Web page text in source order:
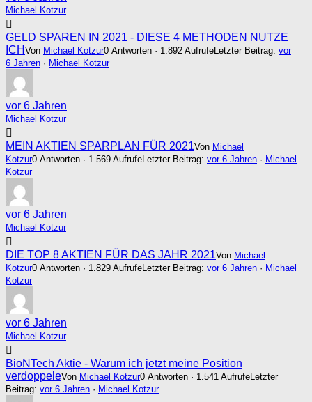
Michael Kotzur
GELD SPAREN IN 2021 - DIESE 4 METHODEN NUTZE
ICH Von Michael Kotzur0 Antworten · 1.892 AufrufeLetzter Beitrag: vor
6 Jahren · Michael Kotzur
vor 6 Jahren
Michael Kotzur
MEIN AKTIEN SPARPLAN FÜR 2021Von Michael
Kotzur0 Antworten · 1.569 AufrufeLetzter Beitrag: vor 6 Jahren · Michael
Kotzur
vor 6 Jahren
Michael Kotzur
DIE TOP 8 AKTIEN FÜR DAS JAHR 2021Von Michael
Kotzur0 Antworten · 1.829 AufrufeLetzter Beitrag: vor 6 Jahren · Michael
Kotzur
vor 6 Jahren
Michael Kotzur
BioNTech Aktie - Warum ich jetzt meine Position
verdoppeleVon Michael Kotzur0 Antworten · 1.541 AufrufeLetzter
Beitrag: vor 6 Jahren · Michael Kotzur